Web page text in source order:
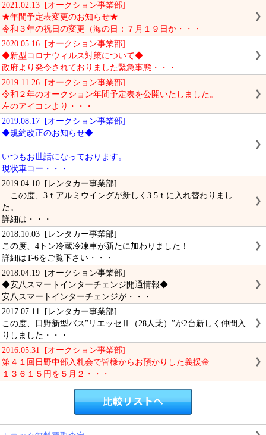
2021.02.13 [オークション事業部]
★年間予定表変更のお知らせ★
令和３年の祝日の変更（海の日：７月１９日か・・・
2020.05.16 [オークション事業部]
◆新型コロナウィルス対策について◆
政府より発令されておりました緊急事態・・・
2019.11.26 [オークション事業部]
令和２年のオークション年間予定表を公開いたしました。
左のアイコンより・・・
2019.08.17 [オークション事業部]
◆規約改正のお知らせ◆
いつもお世話になっております。
現状車コー・・・
2019.04.10 [レンタカー事業部]
この度、3ｔアルミウイングが新しく3.5ｔに入れ替わりまし
た。
詳細は・・・
2018.10.03 [レンタカー事業部]
この度、4トン冷蔵冷凍車が新たに加わりました！
詳細はT-6をご覧下さい・・・
2018.04.19 [オークション事業部]
◆安八スマートインターチェンジ開通情報◆
安八スマートインターチェンジが・・・
2017.07.11 [レンタカー事業部]
この度、日野新型バス”リエッセⅡ（28人乗）”が2台新しく仲間入
りしました・・・
2016.05.31 [オークション事業部]
第４１回日野中部入札会で皆様からお預かりした義援金
１３６１５円を５月２・・・